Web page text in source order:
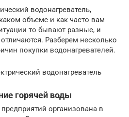
водонагреватель,
объеме и как часто вам
то бывают разные, и
Разберем несколько
покупки водонагревателей.
водонагреватель
горячей воды
организована в